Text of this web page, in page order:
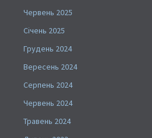
Червень 2025
Січень 2025
Грудень 2024
Вересень 2024
Серпень 2024
Червень 2024
Травень 2024